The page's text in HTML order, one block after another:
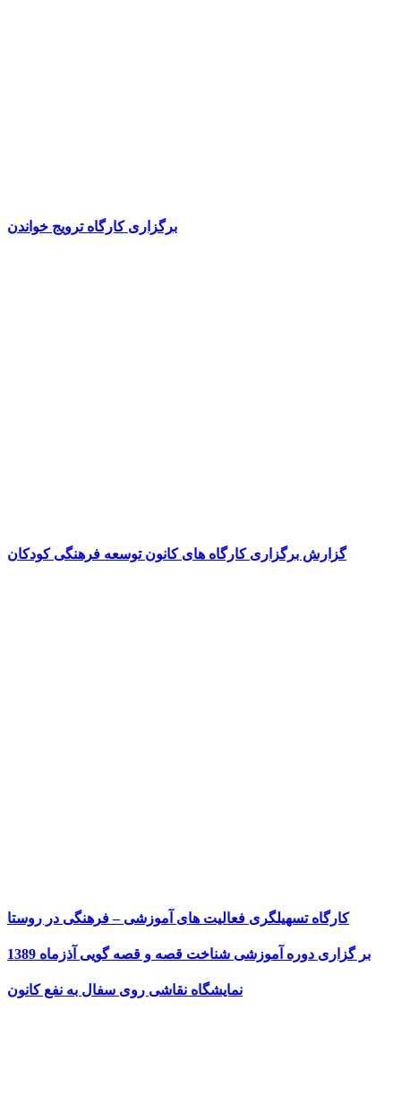
برگزاری کارگاه ترویج خواندن
گزارش برگزاری کارگاه های کانون توسعه فرهنگی کودکان
کارگاه تسهیلگری فعالیت های آموزشی – فرهنگی در روستا
بر گزاری دوره آموزشی شناخت قصه و قصه گویی آذزماه 1389
نمایشگاه نقاشی روی سفال به نفع کانون